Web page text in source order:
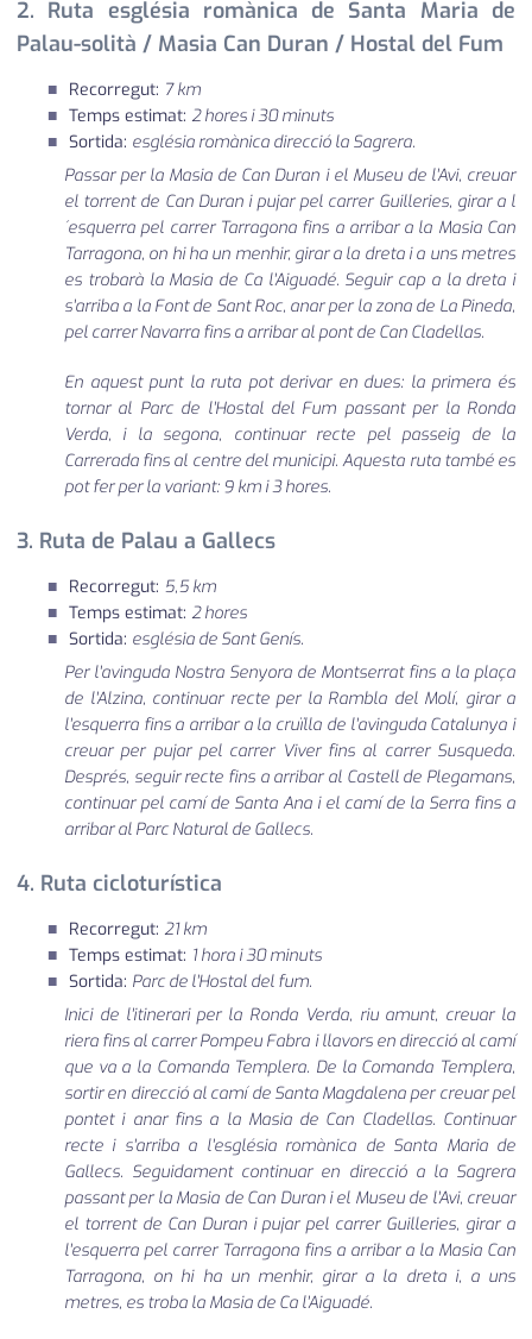
2. Ruta església romànica de Santa Maria de
Palau-solità / Masia Can Duran / Hostal del Fum
Recorregut: 7 km
Temps estimat: 2 hores i 30 minuts
Sortida: església romànica direcció la Sagrera.
Passar per la Masia de Can Duran i el Museu de l'Avi, creuar
el torrent de Can Duran i pujar pel carrer Guilleries, girar a l
´esquerra pel carrer Tarragona fins a arribar a la Masia Can
Tarragona, on hi ha un menhir, girar a la dreta i a uns metres
es trobarà la Masia de Ca l'Aiguadé. Seguir cap a la dreta i
s'arriba a la Font de Sant Roc, anar per la zona de La Pineda,
pel carrer Navarra fins a arribar al pont de Can Cladellas.
En aquest punt la ruta pot derivar en dues: la primera és
tornar al Parc de l'Hostal del Fum passant per la Ronda
Verda, i la segona, continuar recte pel passeig de la
Carrerada fins al centre del municipi. Aquesta ruta també es
pot fer per la variant: 9 km i 3 hores.
3. Ruta de Palau a Gallecs
Recorregut: 5,5 km
Temps estimat: 2 hores
Sortida: església de Sant Genís.
Per l'avinguda Nostra Senyora de Montserrat fins a la plaça
de l'Alzina, continuar recte per la Rambla del Molí, girar a
l'esquerra fins a arribar a la cruïlla de l'avinguda Catalunya i
creuar per pujar pel carrer Viver fins al carrer Susqueda.
Després, seguir recte fins a arribar al Castell de Plegamans,
continuar pel camí de Santa Ana i el camí de la Serra fins a
arribar al Parc Natural de Gallecs.
4. Ruta cicloturística
Recorregut: 21 km
Temps estimat: 1 hora i 30 minuts
Sortida: Parc de l'Hostal del fum.
Inici de l'itinerari per la Ronda Verda, riu amunt, creuar la
riera fins al carrer Pompeu Fabra i llavors en direcció al camí
que va a la Comanda Templera. De la Comanda Templera,
sortir en direcció al camí de Santa Magdalena per creuar pel
pontet i anar fins a la Masia de Can Cladellas. Continuar
recte i s'arriba a l'església romànica de Santa Maria de
Gallecs. Seguidament continuar en direcció a la Sagrera
passant per la Masia de Can Duran i el Museu de l'Avi, creuar
el torrent de Can Duran i pujar pel carrer Guilleries, girar a
l'esquerra pel carrer Tarragona fins a arribar a la Masia Can
Tarragona, on hi ha un menhir, girar a la dreta i, a uns
metres, es troba la Masia de Ca l'Aiguadé.